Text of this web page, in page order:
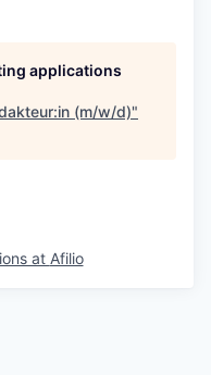
applications
(m/w/d)"
at Afilio